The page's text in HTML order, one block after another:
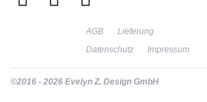
AGB
Lieferung
Datenschutz
Impressum
©2016 - 2026 Evelyn Z. Design GmbH